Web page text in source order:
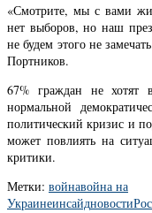
«Смотрите, мы с вами
нет выборов, но наш
не будем этого не
Портников.
67% граждан не хотят
нормальной
политический кризис и
может повлиять на
критики.
Метки: войнавойна на
Украинеинсайдновости